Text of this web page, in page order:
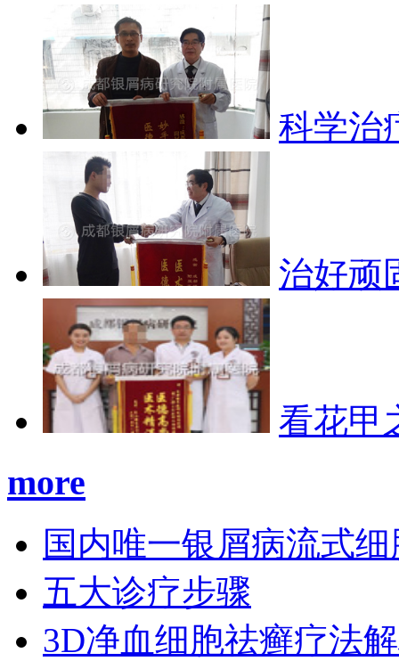
科学治
治好顽
看花甲
more
国内唯一银屑病流式
五大诊疗步骤
3D净血细胞祛癣疗法